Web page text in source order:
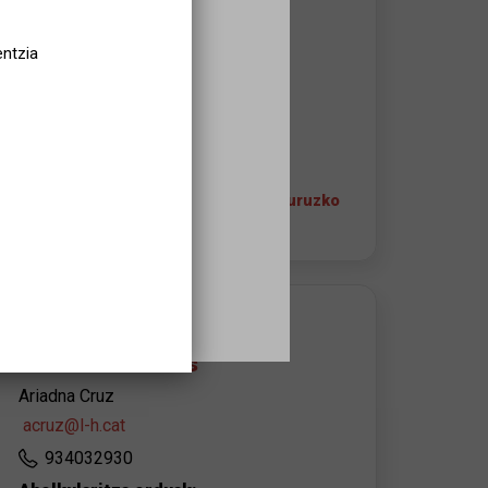
+ espazioari eta irisgarritasunari buruzko
Auditori Barradas
Ariadna Cruz
acruz@l-h.cat
934032930